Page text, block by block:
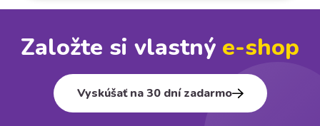
Založte si vlastný e⁠-⁠shop
Vyskúšať na 30 dní zadarmo